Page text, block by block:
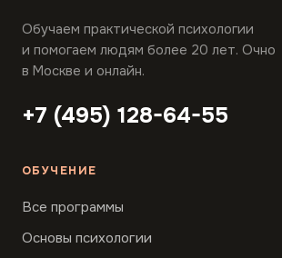
Обучаем практической психологии
и помогаем людям более 20 лет. Очно
в Москве и онлайн.
+7 (495) 128-64-55
ОБУЧЕНИЕ
Все программы
Основы психологии